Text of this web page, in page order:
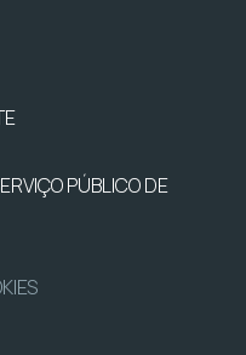
PÚBLICO DE